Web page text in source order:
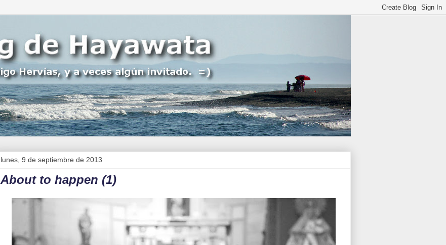
lunes, 9 de septiembre de 2013
About to happen (1)